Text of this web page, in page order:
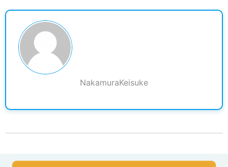
NakamuraKeisuke